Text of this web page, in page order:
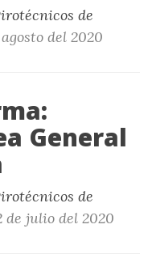
de
del 2020
General
de
de julio del 2020